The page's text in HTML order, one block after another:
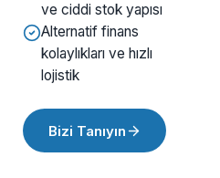
ve ciddi stok yapısı
Alternatif finans
kolaylıkları ve hızlı
lojistik
Bizi Tanıyın